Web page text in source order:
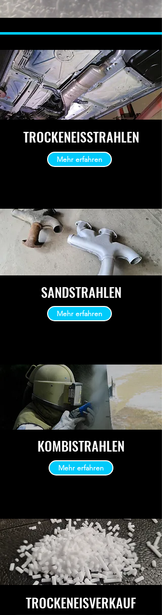
TROCKENEISSTRAHLEN
Mehr erfahren
SANDSTRAHLEN
Mehr erfahren
KOMBISTRAHLEN
Mehr erfahren
TROCKENEISVERKAUF